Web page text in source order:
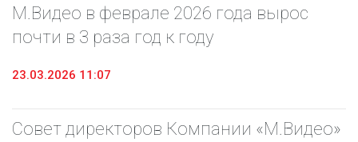
М.Видео в феврале 2026 года вырос
почти в 3 раза год к году
23.03.2026 11:07
Совет директоров Компании «М.Видео»